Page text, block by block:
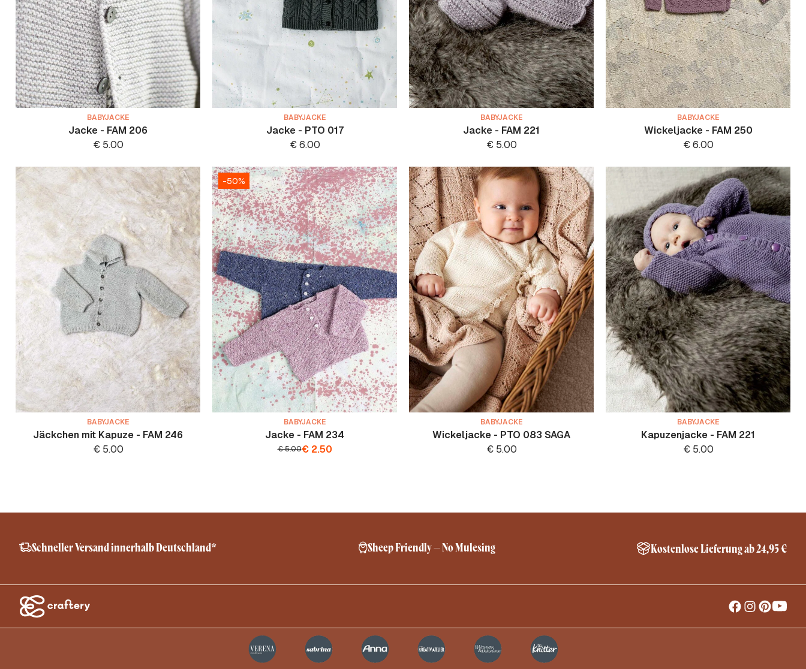
BABYJACKE
Jacke - FAM 206
€5.00
BABYJACKE
Jacke - PTO 017
€6.00
BABYJACKE
Jacke - FAM 221
€5.00
BABYJACKE
Wickeljacke - FAM 250
€6.00
BABYJACKE
Jäckchen mit Kapuze - FAM 246
€5.00
-50%
BABYJACKE
Jacke - FAM 234
€5.00€2.50
BABYJACKE
Wickeljacke - PTO 083 SAGA
€5.00
BABYJACKE
Kapuzenjacke - FAM 221
€5.00
Schneller Versand innerhalb Deutschland* Sheep Friendly – No Mulesing Kostenlose Lieferung ab 24,95 €